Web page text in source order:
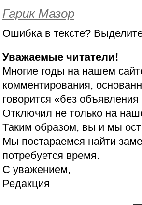
Гарик Мазор
Ошибка в тексте?
Уважаемые читатели!
Многие годы на нашем
комментирования,
говорится «без
Отключил не только на
Таким образом, вы и мы
Мы постараемся найти
потребуется время.
С уважением,
Редакция